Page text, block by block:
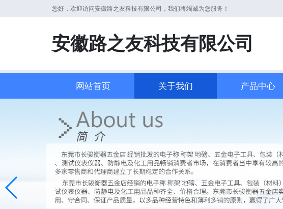
您好，欢迎访问安徽路之友科技有限公司，我们将竭诚为您服务！
安徽路之友科技有限公司
网站首页 关于我们 产品中心